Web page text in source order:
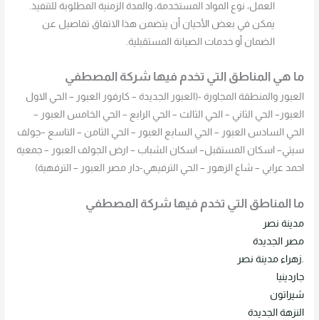
العمل، نوع المواد المستخدمة، والمدة الزمنية المطلوبة للتنفيذ.
يمكن في بعض الأحيان أن يتضمن هذا الاتفاق تفاصيل عن
الضمان أو خدمات الصيانة المستقبلية.
ما هي المناطق التي تخدم فيها شركة المصطفي
العبور والمنطقة المجاورة -(العبور الجديدة – كارفور العبور – الحي الاول
العبور– الحي الثاني – الحي الثالث – الحي الرابع – الحي الخامس العبور –
الحي السادس العبور – الحي السابع العبور – الحي الثامن – التاسع –جولف
سيتي– اسكان المستقبل– اسكان الشباب – ارض الجولف العبور – جمعية
احمد عرابي – شاع الزهور – الحي الترفيهي-دار مصر العبور – الترفهية)
ما المناطق التي تخدم فيها شركة المصطفي
مدينة نصر
مصر الجديدة
.زهراء مدينة نصر
جاردينيا
شيراتون
النزهة الجديدة